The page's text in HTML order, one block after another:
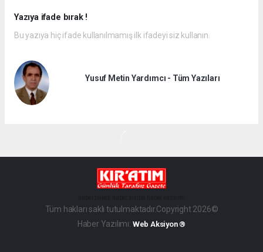
Yazıya ifade bırak !
Bu yazıya hiç ifade kullanılmamış ilk ifadeyi siz kullanın.
Yusuf Metin Yardımcı - Tüm Yazıları
Tüm hakları saklı tutulmaktadır.Copyright 2026©
Haber Yazılımı: Web Aksiyon ®